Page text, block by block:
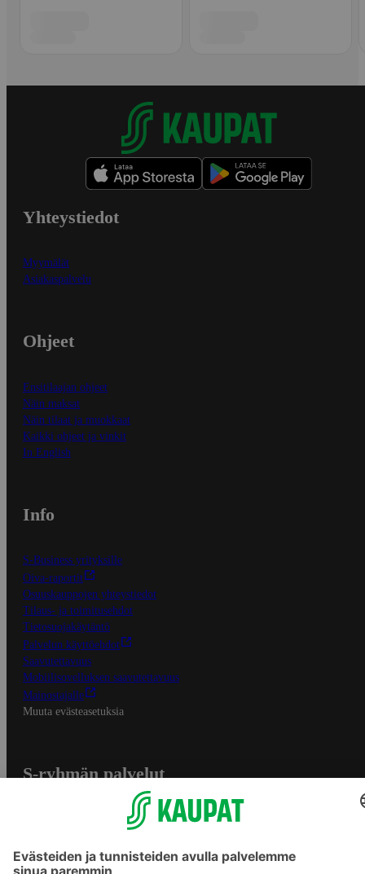
Yhteystiedot
Myymälät
Asiakaspalvelu
Ohjeet
Ensitilaajan ohjeet
Näin maksat
Näin tilaat ja muokkaat
Kaikki ohjeet ja vinkit
In English
Info
S-Business yrityksille
Oiva-raportit
Osuuskauppojen yhteystiedot
Tilaus- ja toimitusehdot
Tietosuojakäytäntö
Palvelun käyttöehdot
Saavutettavuus
Mobiilisovelluksen saavutettavuus
Mainostajalle
Muuta evästeasetuksia
S-ryhmän palvelut
Yhteishyvä Ruoka -sovellus